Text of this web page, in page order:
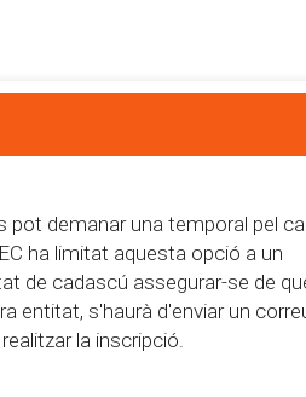
pot demanar una temporal pel
ha limitat aquesta opció a un
de cadascú assegurar-se de
entitat, s'haurà d'enviar un
la inscripció.